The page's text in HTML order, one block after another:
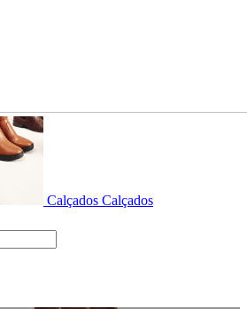
Calçados Calçados